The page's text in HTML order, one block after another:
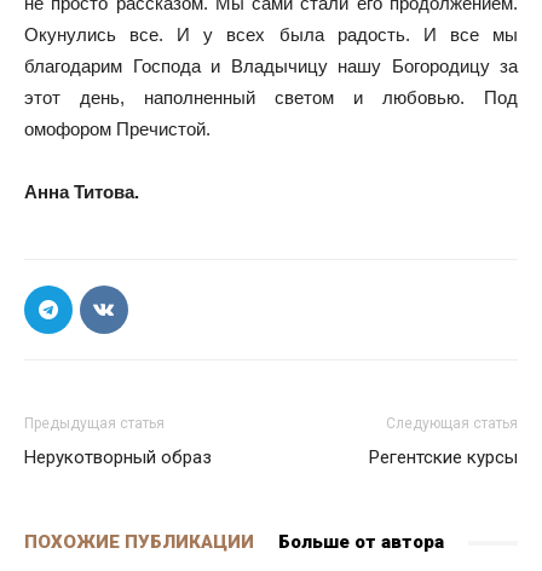
Окунулись все. И у всех была радость. И все мы
благодарим Господа и Владычицу нашу Богородицу за
этот день, наполненный светом и любовью. Под
омофором Пречистой.
Анна Титова.
Предыдущая статья
Нерукотворный образ
Следующая статья
Регентские курсы
ПОХОЖИЕ ПУБЛИКАЦИИ Больше от автора